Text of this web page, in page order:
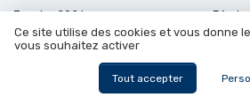
Janvier 2026
Mars 2026
Avril
Août
Ce site utilise des cookies et vous donne
vous souhaitez activer
Tout accepter